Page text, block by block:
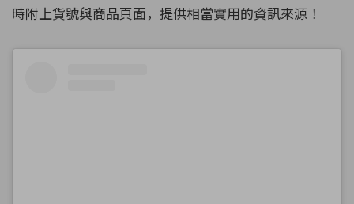
時附上貨號與商品頁面，提供相當實用的資訊來源！